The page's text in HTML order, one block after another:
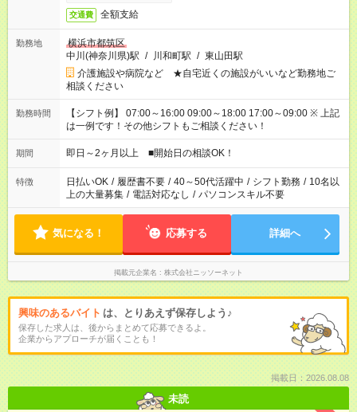
交通費 全額支給
勤務地
横浜市都筑区
中川(神奈川県)駅 / 川和町駅 / 東山田駅
介護施設や病院など ★自宅近くの施設がいいなど勤務地ご
相談ください
勤務時間
【シフト例】 07:00～16:00 09:00～18:00 17:00～09:00 ※ 上記
は一例です！その他シフトもご相談ください！
期間 即日～2ヶ月以上 ■開始日の相談OK！
特徴 日払いOK / 履歴書不要 / 40～50代活躍中 / シフト勤務 / 10名以
上の大量募集 / 電話対応なし / パソコンスキル不要
気になる！ 応募する 詳細へ
掲載元企業名 株式会社ニッソーネット
興味のあるバイト は、とりあえず保存しよう♪
保存した求人は、後からまとめて応募できるよ。
企業からアプローチが届くことも！
掲載日：2026.08.08
未読